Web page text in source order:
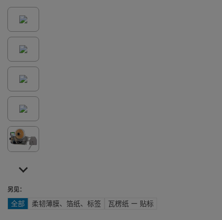
另见：
全部 柔韧薄膜、箔纸、标签 瓦楞纸 ー 贴标